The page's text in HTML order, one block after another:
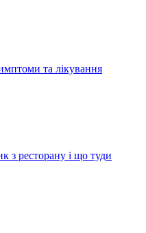
та лікування
з ресторану і що туди